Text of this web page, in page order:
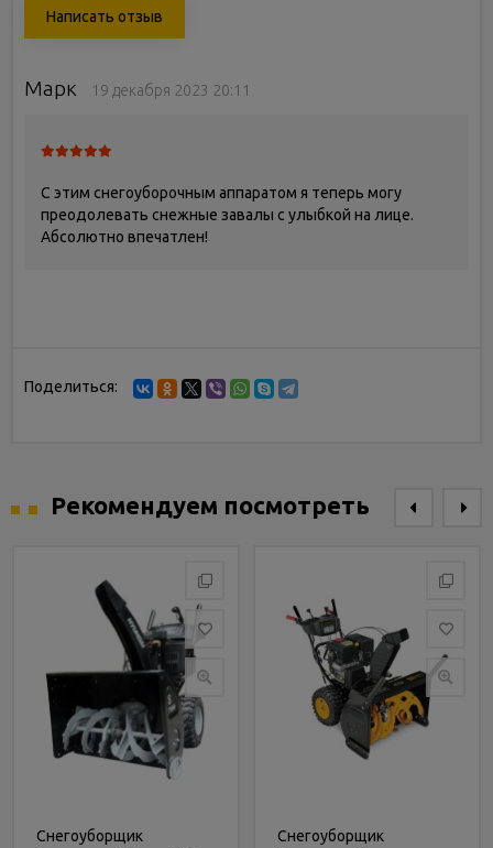
Написать отзыв
Марк 19 декабря 2023 20:11
С этим снегоуборочным аппаратом я теперь могу
преодолевать снежные завалы с улыбкой на лице.
Абсолютно впечатлен!
Поделиться:
Рекомендуем посмотреть
Снегоуборщик
Снегоуборщик